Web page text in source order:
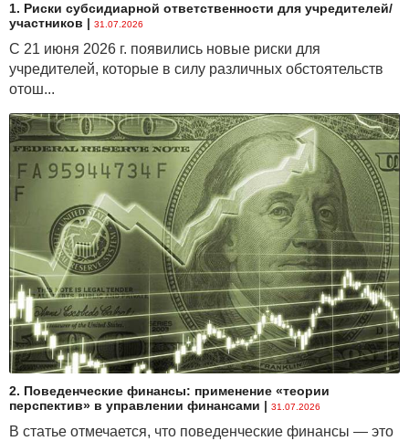
1. Риски субсидиарной ответственности для учредителей/
участников | 31.07.2026
С 21 июня 2026 г. появились новые риски для
учредителей, которые в силу различных обстоятельств
отош...
2. Поведенческие финансы: применение «теории
перспектив» в управлении финансами | 31.07.2026
В статье отмечается, что поведенческие финансы — это